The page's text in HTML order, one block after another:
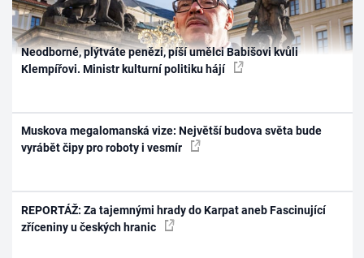
Neodborné, plýtváte penězi, píší umělci Babišovi kvůli
Klempířovi. Ministr kulturní politiku hájí
Muskova megalomanská vize: Největší budova světa bude
vyrábět čipy pro roboty i vesmír
REPORTÁŽ: Za tajemnými hrady do Karpat aneb Fascinující
zříceniny u českých hranic